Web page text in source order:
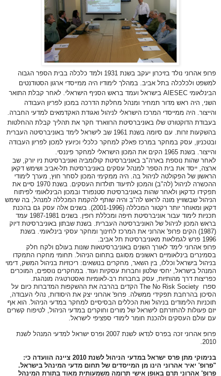
פרופ אהרוני נולד בזיכרון יעקב בשנת 1931 ולמד כלכלה בבית הספר הגבוה
למשפט ולכלכלה בתל אביב. במהלך לימודיו היה ממייסדי ארגון הסטודנטים
הבינלאומי AIESEC בישראל ועמד בראש הסניף הישראלי. לאחר קבלת התואר
השני, היה ראש מדור תמחיר ומנהל מחלקת הדרכה במכון לפריון העבודה
והייצור. היה ממייסדי המרכז הישראלי לניהול ואגודת האקדמאים למדעי החברה.
בעבודת הדוקטורט שלו באוניברסיטת הרווארד חקר את תהליך קבלת ההחלטות
בהשקעות זרות. עם סיומה בשנת 1961 שב לישראל לימד באוניברסיטה העברית
ובטכניון, עסק במחקר במרכז פאלק למחקר כלכלי וכיועץ למכון לפריון העבודה
והייצור. בשנת 1965 הקים את המכון הישראלי למחקר פיננסי.
לאחר שהות נוספת בארה"ב באוניברסיטת קולומביה ואוניברסיטת ניו יורק, שב
ארצה, ייסד את בית הספר למנהל עסקים באוניברסיטת תל-אביב ושימש דקאן
הראשון של הפקולטה לניהול בה. היה ממקימי המכון לסחר חוץ, מערך לימודי
ההכשרה לניהול (לה"ב) והמכון לתיעוד תולדות העסקים. בשנת 1970 סיים את
תפקידו כדקאן ולאחר שהות באוניברסיטת סטנפורד ובמכון הבינלאומי לפיתוח
הניהול שבשוויץ מונה לראש לה"ב והיה שותף להקמת המכללה למנהל, בה שימש
דקאן ומאוחר יותר רקטור המכללה (2001-1996). בשנים אלה עסק גם בהכנת
תכניות לימוד עבור אוניברסיטת חיפה ומכללת רופין. בשנים 1987-1981 עמד
בראש המכון לניהול של האוניברסיטה העברית. בשנת שבתון באוניברסיטת דיוק
(1987) הקים פרופ' אהרוני את המרכז לחינוך ומחקר עסקי בינלאומי. בשנת
1996 פרש לגמלאות מאוניברסיטת תל אביב.
פרופ אהרוני לימד לאורך השנים באוניברסיטאות שונות בעולם ולקח חלק
בסמינרים בינלאומיים ראשונים מסוגם בתחום הניהול. תחומי מחקרו התמקדו
בניהול בישראל וכללו, בין השאר, מחקרים בנושאים: ריכוזיות בניהול המשק, דימוי
המנהל בישראל, יחסי שלטון וחברות עסקיות ועוד. במחקרים נוספים, המוכרים
כפריצות דרך מהותיות, עסק בחברות רב-לאומיות ואסטרטגיה מונהגת.
ספרו The No Risk Society הקדים בהרבה את ההשקפות המדברות כיום על
הסיכון בהרחבת תפקידי ממשלה. פרופ' אהרוני יצק את היסודות, נהלי העבודה,
תוכניות הלימודים בניהול ואת הכללים הבסיסיים למחקר במדעי הניהול. הוא אף
יזם פעולות להחזרתם לישראל של מורים וחוקרים במדעי הניהול, לטיפוח קשרים
עם עולם העסקים ולהכנת חומר לימודי ספציפי לישראל.
פרופ אהרוני זכה בפרס לנדאו לשנת 2007 ופרס ישראל למדעי המנהל לשנת
2010.
בנימוקי מתן פרס ישראל במדעי הניהול לשנת 2010 ציינה הוועדה כי:
"פרופ' יאיר אהרוני הינו מן המייסדים של תחום מדעי המינהל בישראל.
פרופ' אהרוני תרם באופן אישי תרומה משמעותית מאוד בתורת המינהל